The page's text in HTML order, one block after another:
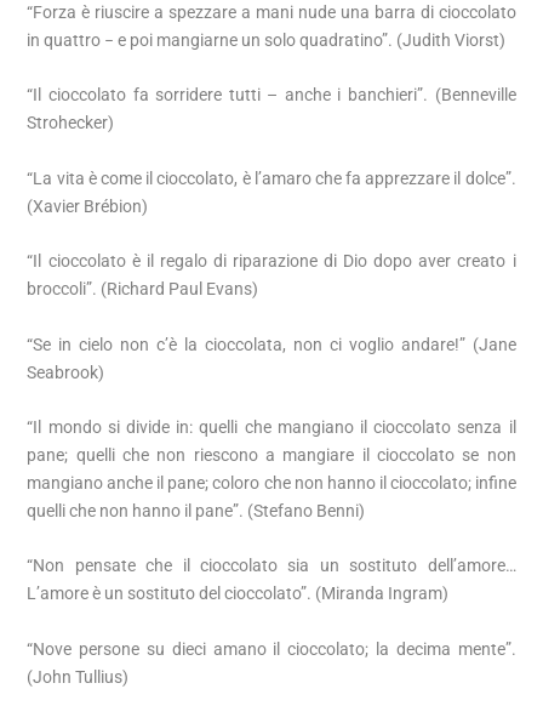
“Forza è riuscire a spezzare a mani nude una barra di cioccolato
in quattro − e poi mangiarne un solo quadratino”. (Judith Viorst)
“Il cioccolato fa sorridere tutti – anche i banchieri”. (Benneville
Strohecker)
“La vita è come il cioccolato, è l’amaro che fa apprezzare il dolce”.
(Xavier Brébion)
“Il cioccolato è il regalo di riparazione di Dio dopo aver creato i
broccoli”. (Richard Paul Evans)
“Se in cielo non c’è la cioccolata, non ci voglio andare!” (Jane
Seabrook)
“Il mondo si divide in: quelli che mangiano il cioccolato senza il
pane; quelli che non riescono a mangiare il cioccolato se non
mangiano anche il pane; coloro che non hanno il cioccolato; infine
quelli che non hanno il pane”. (Stefano Benni)
“Non pensate che il cioccolato sia un sostituto dell’amore…
L’amore è un sostituto del cioccolato”. (Miranda Ingram)
“Nove persone su dieci amano il cioccolato; la decima mente”.
(John Tullius)